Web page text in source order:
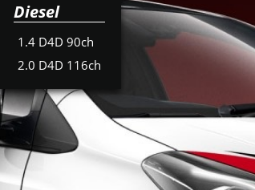
Diesel
1.4 D4D 90ch
2.0 D4D 116ch